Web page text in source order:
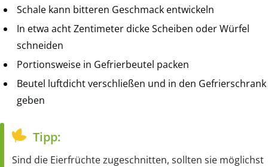
Schale kann bitteren Geschmack entwickeln
In etwa acht Zentimeter dicke Scheiben oder Würfel
schneiden
Portionsweise in Gefrierbeutel packen
Beutel luftdicht verschließen und in den Gefrierschrank
geben
Tipp:
Sind die Eierfrüchte zugeschnitten, sollten sie möglichst